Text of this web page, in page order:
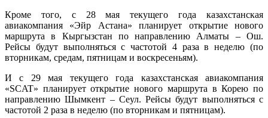
Кроме того, с 28 мая текущего года казахстанская
авиакомпания «Эйр Астана» планирует открытие нового
маршрута в Кыргызстан по направлению Алматы – Ош.
Рейсы будут выполняться с частотой 4 раза в неделю (по
вторникам, средам, пятницам и воскресеньям).
И с 29 мая текущего года казахстанская авиакомпания
«SCAT» планирует открытие нового маршрута в Корею по
направлению Шымкент – Сеул. Рейсы будут выполняться с
частотой 2 раза в неделю (по вторникам и пятницам).